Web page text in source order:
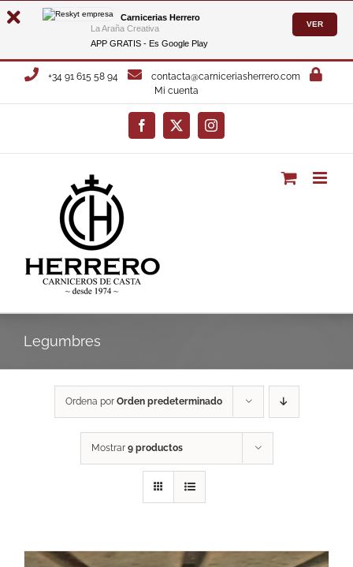
Carnicerias Herrero
La Araña Creativa
APP GRATIS - Es Google Play
VER
Saltar
+34 91 615 58 94
contacta@carniceriasherrero.com
Mi cuenta
Facebook
X Instagram
Legumbres
Ordena por Orden predeterminado
Mostrar 9 productos